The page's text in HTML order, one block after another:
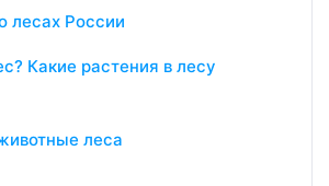
лесах России
Какие растения в лесу
леса